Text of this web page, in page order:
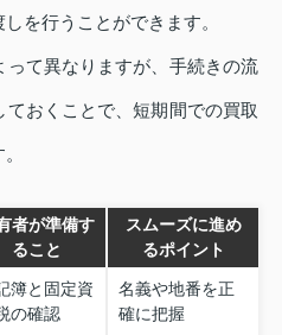
を行うことができます。
て異なりますが、手続きの流
おくことで、短期間での買取
者が準備す
ること
スムーズに進め
るポイント
簿と固定資
の確認
名義や地番を正
確に把握